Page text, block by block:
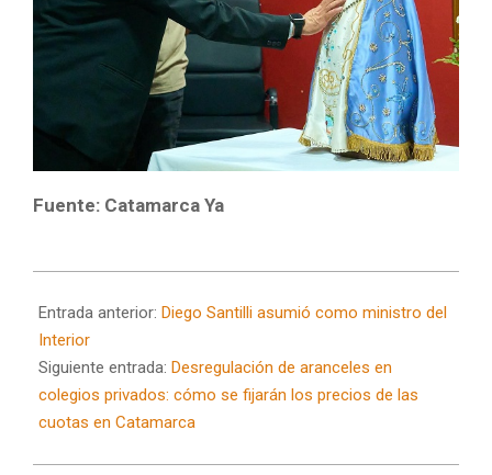
Fuente: Catamarca Ya
11-
12
Entrada anterior: Diego Santilli asumió como ministro del
Interior
Siguiente entrada: Desregulación de aranceles en
colegios privados: cómo se fijarán los precios de las
cuotas en Catamarca